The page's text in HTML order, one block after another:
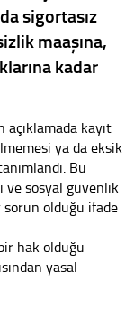
sigortasız
maaşına,
kadar
kayıt
ya da eksik
Bu
ve sosyal güvenlik
olduğu ifade
hak olduğu
yasal